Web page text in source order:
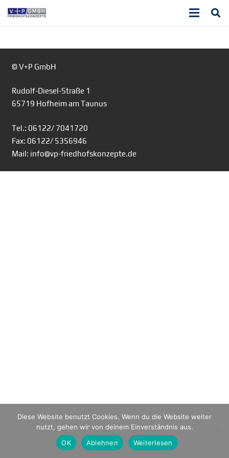
© V+P GmbH
Rudolf-Diesel-Straße 1
65719 Hofheim am Taunus
Tel.: 06122/ 7041720
Fax: 06122/ 5356946
Mail: info@vp-friedhofskonzepte.de
Diese Website benutzt Cookies. Wenn du die Website weiter
nutzt, gehen wir von deinem Einverständnis aus.
OK
Ablehnen Weiterlesen